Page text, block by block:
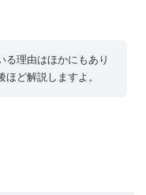
る理由はほかにもあり
ど解説しますよ。